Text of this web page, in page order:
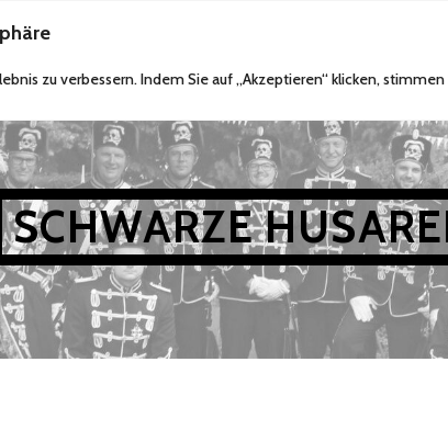
zu verbessern. Indem Sie auf „Akzeptieren“ klicken,
SCHWARZE